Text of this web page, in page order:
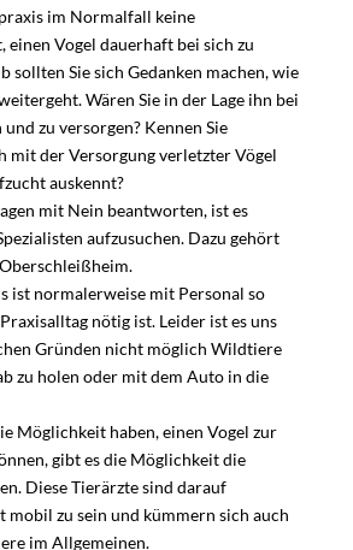
im Normalfall keine
einen Vogel dauerhaft bei sich zu
sollten Sie sich Gedanken machen, wie
Wären Sie in der Lage ihn bei
zu versorgen? Kennen Sie
mit der Versorgung verletzter Vögel
auskennt?
mit Nein beantworten, ist es
aufzusuchen. Dazu gehört
ist normalerweise mit Personal so
nötig ist. Leider ist es uns
Gründen nicht möglich Wildtiere
zu holen oder mit dem Auto in die
Möglichkeit haben, einen Vogel zur
gibt es die Möglichkeit die
Diese Tierärzte sind darauf
mobil zu sein und kümmern sich auch
im Allgemeinen.